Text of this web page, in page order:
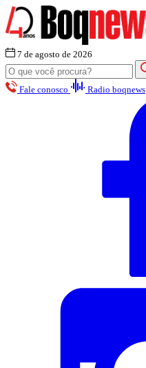
7 de agosto de 2026
Fale conosco Radio boqnews